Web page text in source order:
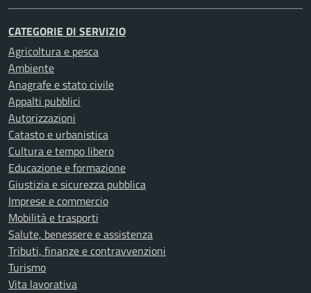
CATEGORIE DI SERVIZIO
Agricoltura e pesca
Ambiente
Anagrafe e stato civile
Appalti pubblici
Autorizzazioni
Catasto e urbanistica
Cultura e tempo libero
Educazione e formazione
Giustizia e sicurezza pubblica
Imprese e commercio
Mobilità e trasporti
Salute, benessere e assistenza
Tributi, finanze e contravvenzioni
Turismo
Vita lavorativa